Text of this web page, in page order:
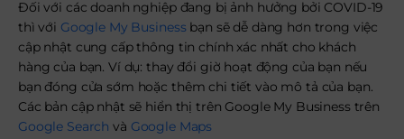
Đối với các doanh nghiệp đang bị ảnh hưởng bởi COVID-19
thì với Google My Business bạn sẽ dễ dàng hơn trong việc
cập nhật cung cấp thông tin chính xác nhất cho khách
hàng của bạn. Ví dụ: thay đổi giờ hoạt động của bạn nếu
bạn đóng cửa sớm hoặc thêm chi tiết vào mô tả của bạn.
Các bản cập nhật sẽ hiển thị trên Google My Business trên
Google Search và Google Maps